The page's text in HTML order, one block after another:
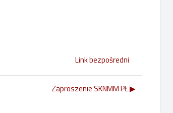
Link bezpośredni
Zaproszenie SKNMM PŁ ▶︎